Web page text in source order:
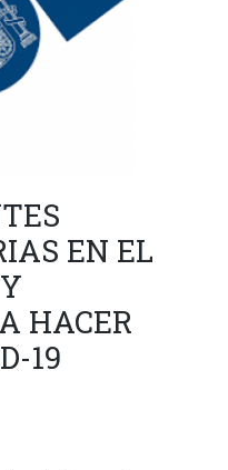
EN EL
HACER
19